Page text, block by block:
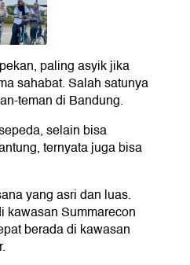
paling asyik jika
sahabat. Salah satunya
teman di Bandung.
selain bisa
ternyata juga bisa
yang asri dan luas.
kawasan Summarecon
berada di kawasan